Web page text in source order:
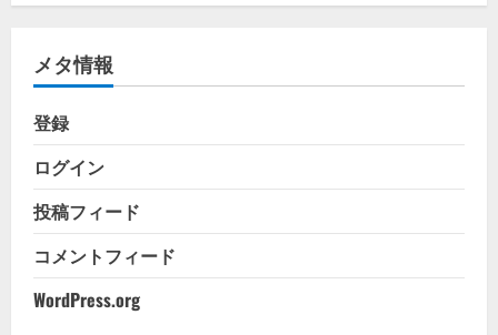
ゴ
ー
メタ情報
登録
ログイン
投稿フィード
コメントフィード
WordPress.org